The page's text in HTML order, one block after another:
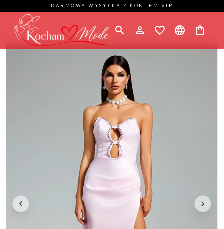
DARMOWA WYSYŁKA Z KONTEM VIP